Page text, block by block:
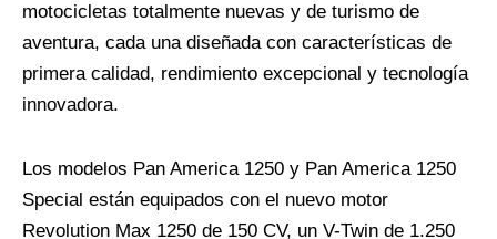
motocicletas totalmente nuevas y de turismo de
aventura, cada una diseñada con características de
primera calidad, rendimiento excepcional y tecnología
innovadora.
Los modelos Pan America 1250 y Pan America 1250
Special están equipados con el nuevo motor
Revolution Max 1250 de 150 CV, un V-Twin de 1.250